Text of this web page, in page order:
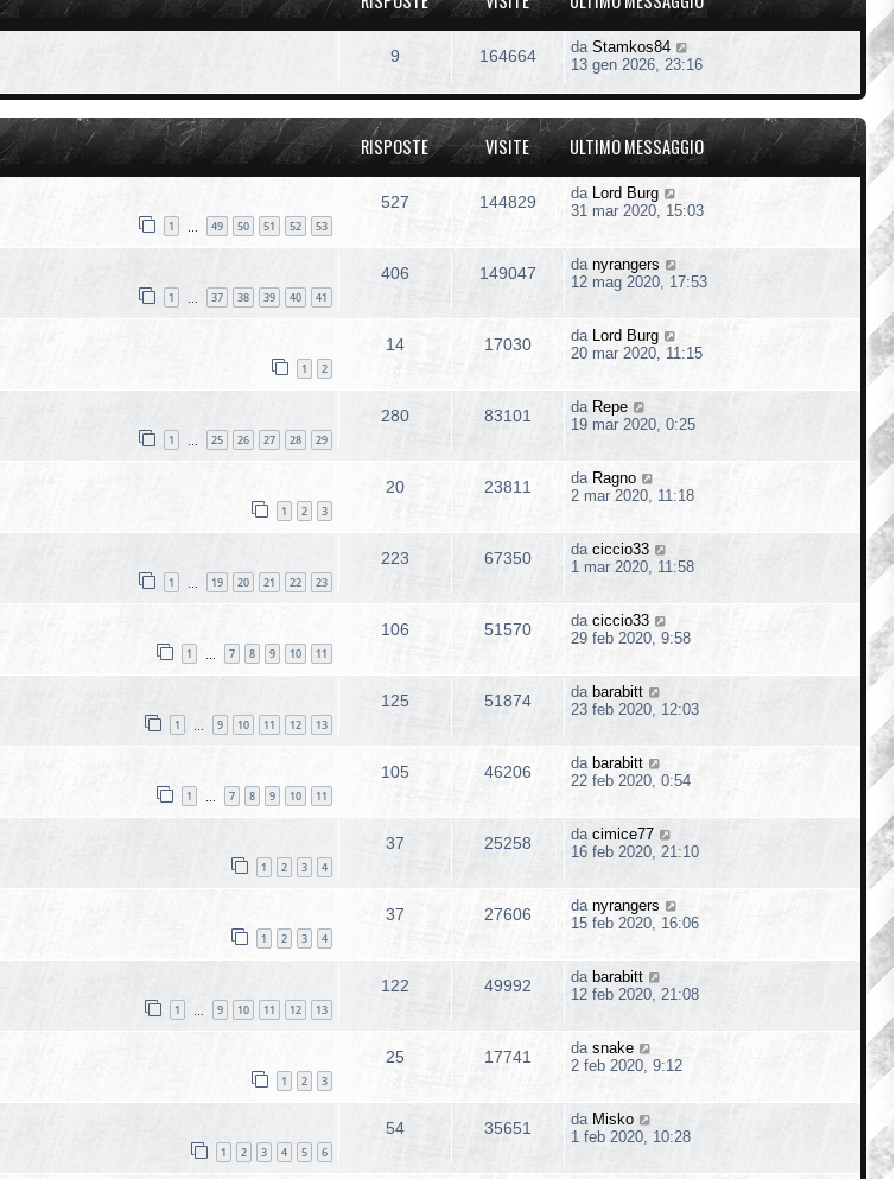
9 164664 da Stamkos84
13 gen 2026, 23:16
RISPOSTE VISITE ULTIMO MESSAGGIO
1 49 50 51 52 53
527 144829 da Lord Burg
31 mar 2020, 15:03
1 37 38 39 40 41
406 149047 da nyrangers
12 mag 2020, 17:53
1 2
14 17030 da Lord Burg
20 mar 2020, 11:15
1 25 26 27 28 29
280 83101 da Repe
19 mar 2020, 0:25
1 2 3
20 23811 da Ragno
2 mar 2020, 11:18
1 19 20 21 22 23
223 67350 da ciccio33
1 mar 2020, 11:58
1 7 8 9 10 11
106 51570 da ciccio33
29 feb 2020, 9:58
1 9 10 11 12 13
125 51874 da barabitt
23 feb 2020, 12:03
1 7 8 9 10 11
105 46206 da barabitt
22 feb 2020, 0:54
1 2 3 4
37 25258 da cimice77
16 feb 2020, 21:10
1 2 3 4
37 27606 da nyrangers
15 feb 2020, 16:06
1 9 10 11 12 13
122 49992 da barabitt
12 feb 2020, 21:08
1 2 3
25 17741 da snake
2 feb 2020, 9:12
1 2 3 4 5 6
54 35651 da Misko
1 feb 2020, 10:28